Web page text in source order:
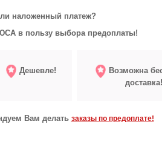
наложенный платеж?
в пользу выбора предоплаты!
Дешевле!
Возможна
доставка!
Вам делать заказы по предоплате!